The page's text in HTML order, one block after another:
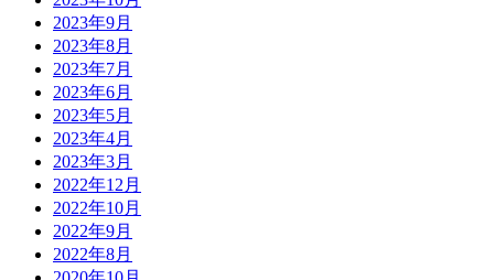
2023年9月
2023年8月
2023年7月
2023年6月
2023年5月
2023年4月
2023年3月
2022年12月
2022年10月
2022年9月
2022年8月